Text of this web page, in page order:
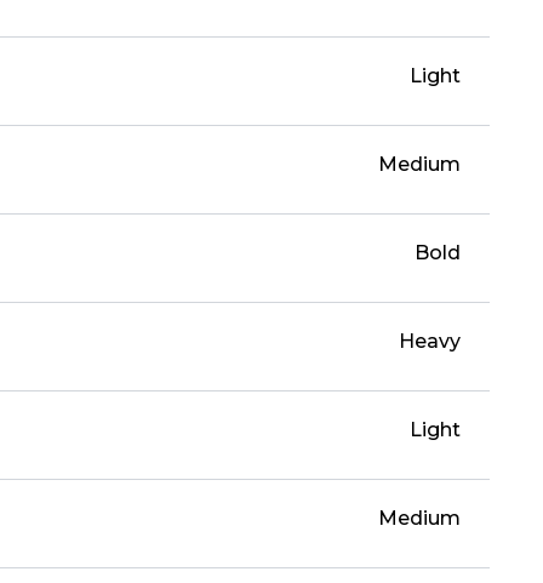
Light
Medium
Bold
Heavy
Light
Medium